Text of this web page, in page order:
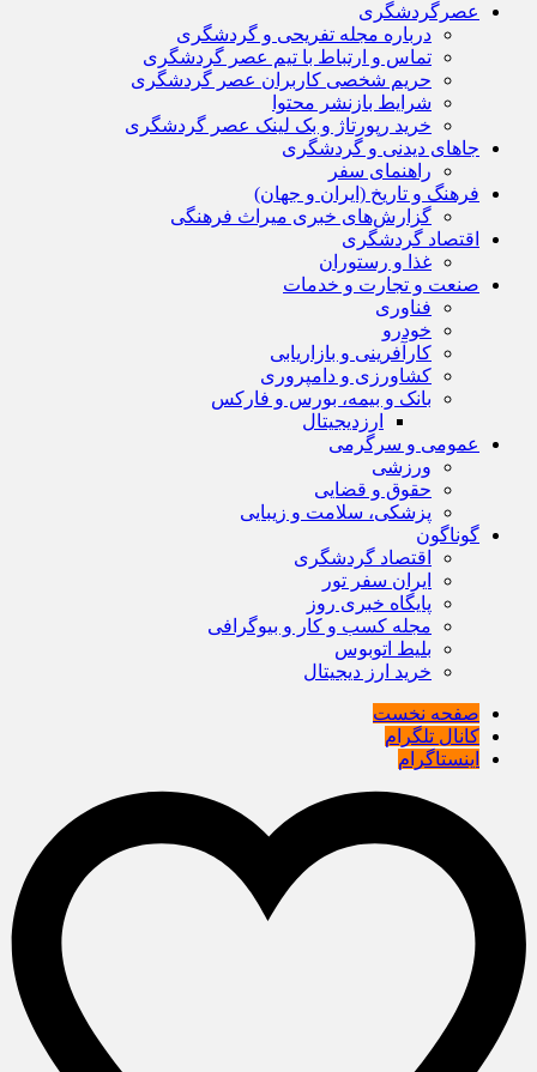
عصرگردشگری
درباره مجله تفریحی و گردشگری
تماس و ارتباط با تیم عصر گردشگری
حریم شخصی کاربران عصر گردشگری
شرایط بازنشر محتوا
خرید رپورتاژ و بک لینک عصر گردشگری
جاهای دیدنی و گردشگری
راهنمای سفر
فرهنگ و تاریخ (ایران و جهان)
گزارش‌های خبری میراث فرهنگی
اقتصاد گردشگری
غذا و رستوران
صنعت و تجارت و خدمات
فناوری
خودرو
کارآفرینی و بازاریابی
کشاورزی و دامپروری
بانک و بیمه، بورس و فارکس
ارزدیجیتال
عمومی و سرگرمی
ورزشی
حقوق و قضایی
پزشکی، سلامت و زیبایی
گوناگون
اقتصاد گردشگری
ایران سفر تور
پایگاه خبری روز
مجله کسب و کار و بیوگرافی
بلیط اتوبوس
خرید ارز دیجیتال
صفحه نخست
کانال تلگرام
اینستاگرام